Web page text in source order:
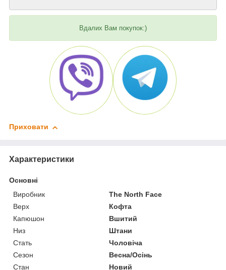
Вдалих Вам покупок:)
Приховати
Характеристики
Основні
Виробник
The North Face
Верх
Кофта
Капюшон
Вшитий
Низ
Штани
Стать
Чоловіча
Сезон
Весна/Осінь
Стан
Новий